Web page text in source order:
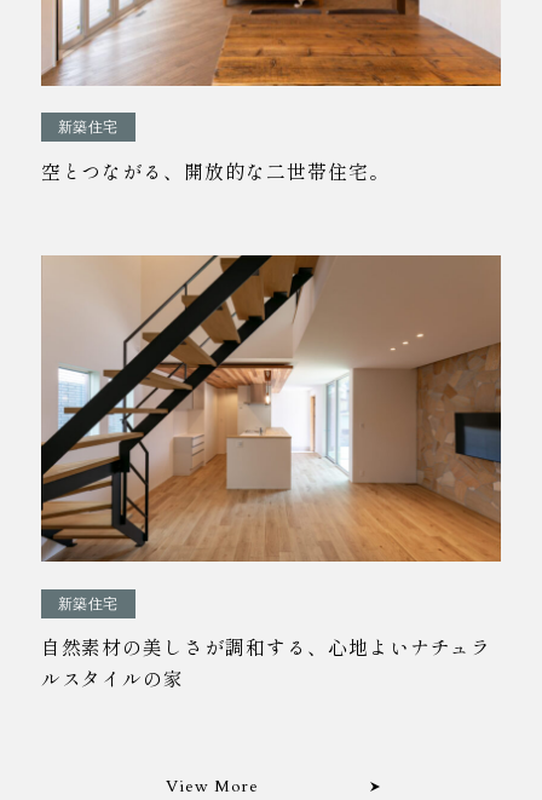
新築住宅
空とつながる、開放的な二世帯住宅。
新築住宅
自然素材の美しさが調和する、心地よいナチュラ
ルスタイルの家
View More